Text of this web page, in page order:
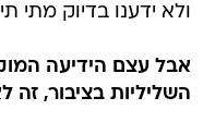
ולא ידענו בדיוק מתי
אבל עצם הידיעה
השליליות בציבור, זה